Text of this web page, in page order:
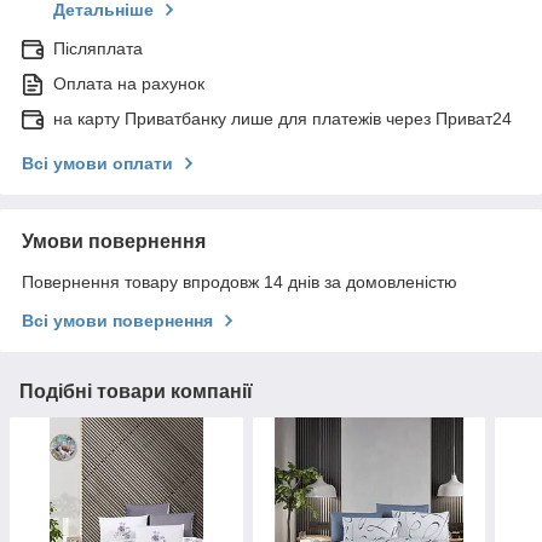
Детальніше
Післяплата
Оплата на рахунок
на карту Приватбанку лише для платежів через Приват24
Всі умови оплати
Умови повернення
Повернення товару впродовж 14 днів за домовленістю
Всі умови повернення
Подібні товари компанії